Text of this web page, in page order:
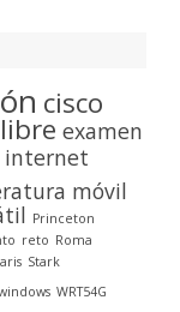
cisco
examen
internet
móvil
Princeton
reto Roma
Stark
WRT54G